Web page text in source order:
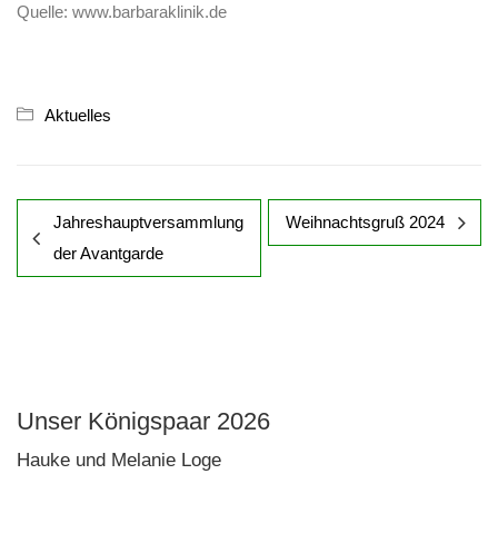
Quelle: www.barbaraklinik.de
Aktuelles
Jahreshauptversammlung
der Avantgarde
Weihnachtsgruß 2024
Unser Königspaar 2026
Hauke und Melanie Loge